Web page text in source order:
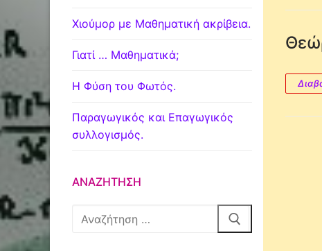
Χιούμορ με Μαθηματική ακρίβεια.
Γιατί … Μαθηματικά;
Η Φύση του Φωτός.
Παραγωγικός και Επαγωγικός
συλλογισμός.
ΑΝΑΖΉΤΗΣΗ
Αναζήτηση